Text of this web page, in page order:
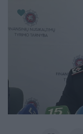
Paremkite Ukrainą